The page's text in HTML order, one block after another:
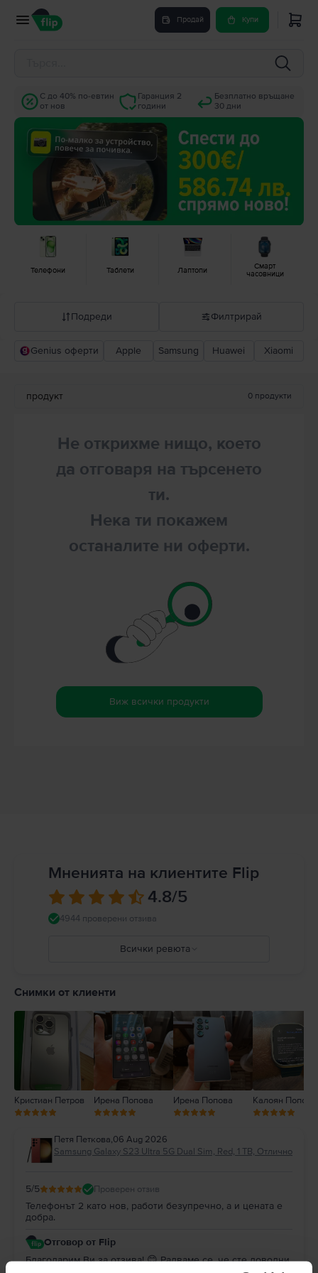
Продай Купи
С до 40% по-евтин
от нов
Гаранция 2
години
Безплатно връщане
30 дни
Телефони Таблети Лаптопи
Смарт
часовници
Подреди
Прероръчани от Flip
Филтрирай
Genius оферти Apple Samsung Huawei Xiaomi
продукт 0 продукти
Не открихме нищо, което
да отговаря на търсенето
ти.
Нека ти покажем
останалите ни оферти.
Виж всички продукти
Мненията на клиентите Flip
4.8/5
4944 проверени отзива
Всички ревюта
Снимки от клиенти
Кристиан Петров Ирена Попова Ирена Попова Калоян Попов
Петя Петкова,06 Aug 2026
Samsung Galaxy S23 Ultra 5G Dual Sim, Red, 1 TB, Отлично
5/5 Проверен отзив
Телефонът 2 като нов, работи безупречно, а и цената е
добра.
Отговор от Flip
Благодарим Ви за отзива! 😊 Радваме се, че сте доволни